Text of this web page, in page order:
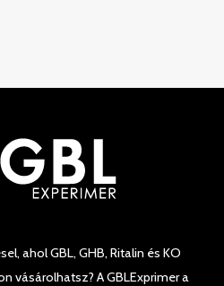
ahol GBL, GHB, Ritalin és KO
vásárolhatsz? A GBLExprimer a